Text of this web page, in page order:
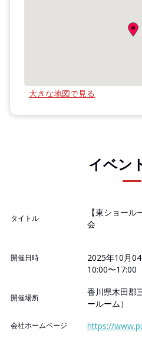
大きな地図で見る
イベン
タイトル
【東ショー
会
開催日時
2025年10月
10:00〜17:00
開催場所
香川県木田郡
ールーム）
会社ホームページ https://